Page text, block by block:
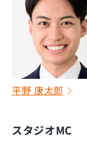
平野 康太郎
スタジオMC